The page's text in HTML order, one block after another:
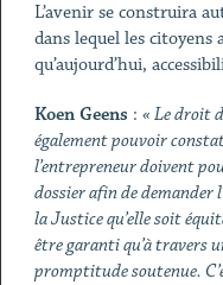
L’avenir se construira
dans lequel les
qu’aujourd’hui,
Koen Geens : « Le droit
également pouvoir
l’entrepreneur doivent
dossier afin de demander
la Justice qu’elle soit
être garanti qu’à travers
promptitude soutenue.